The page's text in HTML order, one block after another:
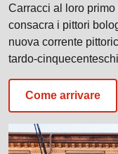
Carracci al loro
consacra i pittori
nuova corrente
tardo-
Come arrivare